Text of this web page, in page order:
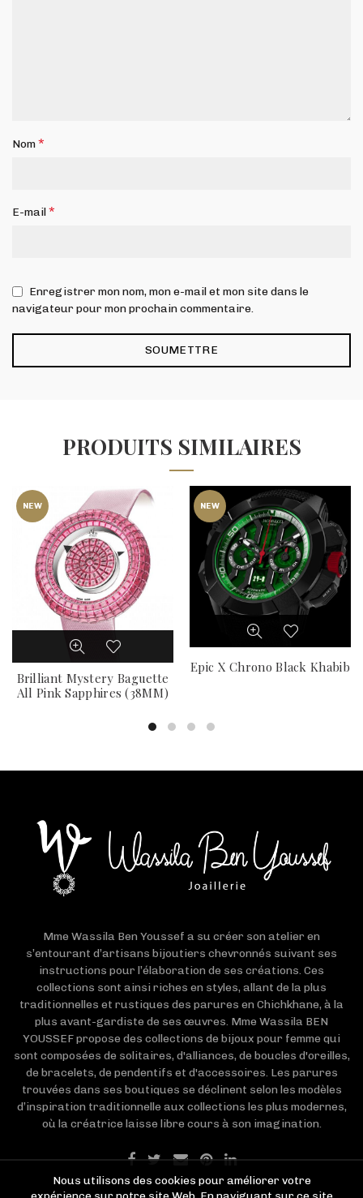
Nom*
E-mail*
Enregistrer mon nom, mon e-mail et mon site dans le
navigateur pour mon prochain commentaire.
PRODUITS SIMILAIRES
NEW
Brilliant Mystery Baguette
All Pink Sapphires (38MM)
NEW
Epic X Chrono Black Khabib
Mme Wassila Ben Youssef a su créer son atelier en
s’entourant d’artisans bijoutiers chevronnés suivant ses
instructions pour l’élaboration de ses créations. Ces
collections sont ainsi riches en styles, allant de la plus
traditionnelles et rustiques des parures en Chichkhane, à la
plus avant-gardiste de ses œuvres. Mme Wassila BEN
YOUSSEF propose des collections de bijoux pour femme qui
sont composées de solitaires, d'alliances, de boucles d'oreilles,
de bracelets, de pendentifs et d'accessoires. Les parures
trouvées dans ses boutiques se déclinent selon les modèles
d’inspiration traditionnelle aux collections les plus modernes,
où la créatrice laisse libre cours à son imagination.
Nous utilisons des cookies pour améliorer votre